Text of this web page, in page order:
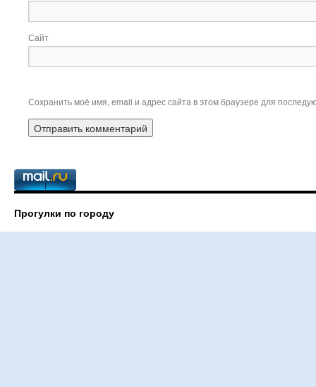
Сайт
Сохранить моё имя, email и адрес сайта в этом браузере для
Прогулки по городу